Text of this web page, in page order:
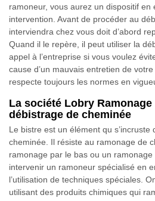
ramoneur, vous aurez un dispositif en
intervention. Avant de procéder au
interviendra chez vous doit d’abord
Quand il le repère, il peut utiliser la
appel à l’entreprise si vous voulez
cause d’un mauvais entretien de
respecte toujours les normes en
La société Lobry
débistrage de cheminée
Le bistre est un élément qu s’incruste
cheminée. Il résiste au ramonage de
ramonage par le bas ou un
intervenir un ramoneur spécialisé en
l’utilisation de techniques spéciales.
utilisant des produits chimiques qui